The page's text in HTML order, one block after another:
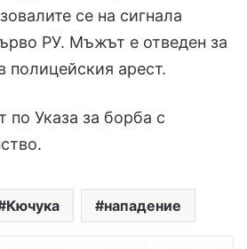
се на сигнала
РУ. Мъжът е отведен за
полицейския арест.
по Указа за борба с
Кючука нападение